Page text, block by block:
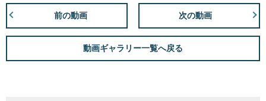
前の動画
動画ギャラリー一覧へ戻る
次の動画